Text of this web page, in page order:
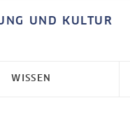
UND KULTUR
WISSEN